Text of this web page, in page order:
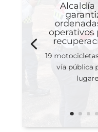
Alcaldía
operativos
19
vía pública